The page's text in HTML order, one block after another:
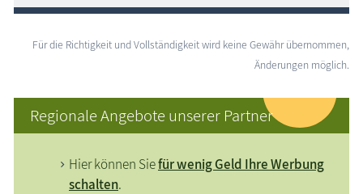
Für die Richtigkeit und Vollständigkeit wird keine Gewähr übernommen,
Änderungen möglich.
Regionale Angebote unserer Partner
Hier können Siefür wenig Geld Ihre Werbung
schalten.